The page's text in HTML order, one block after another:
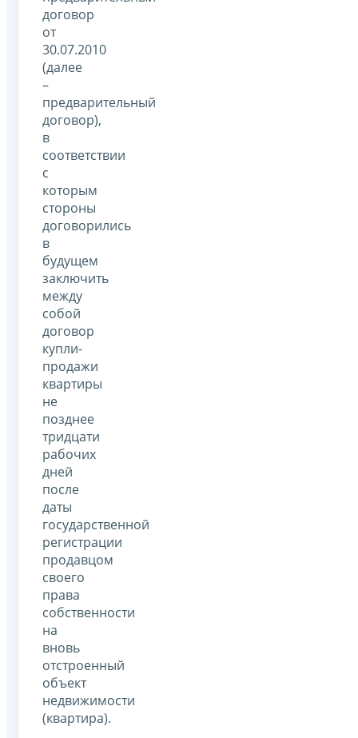
договор
от
30.07.2010
(далее
–
предварительный
договор),
в
соответствии
с
которым
стороны
договорились
в
будущем
заключить
между
собой
договор
купли-
продажи
квартиры
не
позднее
тридцати
рабочих
дней
после
даты
государственной
регистрации
продавцом
своего
права
собственности
на
вновь
отстроенный
объект
недвижимости
(квартира).